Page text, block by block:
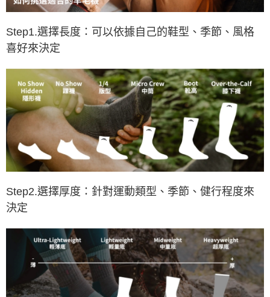
Step1.選擇長度：可以依據自己的鞋型、季節、風格
喜好來決定
Step2.選擇厚度：針對運動類型、季節、健行程度來
決定